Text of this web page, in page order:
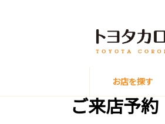
お店を探す
ご来店予約